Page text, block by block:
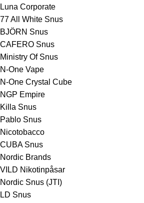
Luna Corporate
77 All White Snus
BJÖRN Snus
CAFERO Snus
Ministry Of Snus
N-One Vape
N-One Crystal Cube
NGP Empire
Killa Snus
Pablo Snus
Nicotobacco
CUBA Snus
Nordic Brands
VILD Nikotinpåsar
Nordic Snus (JTI)
LD Snus